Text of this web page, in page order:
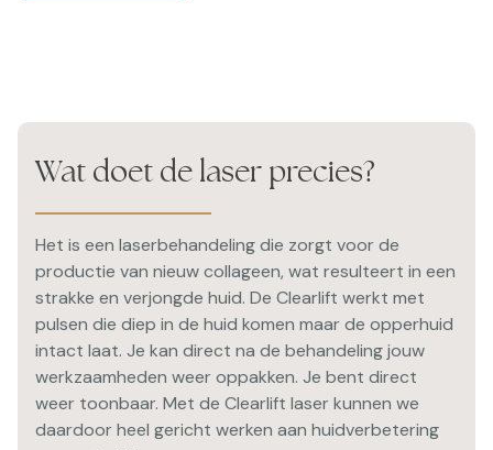
Wat doet de laser precies?
Het is een laserbehandeling die zorgt voor de
productie van nieuw collageen, wat resulteert in een
strakke en verjongde huid. De Clearlift werkt met
pulsen die diep in de huid komen maar de opperhuid
intact laat. Je kan direct na de behandeling jouw
werkzaamheden weer oppakken. Je bent direct
weer toonbaar. Met de Clearlift laser kunnen we
daardoor heel gericht werken aan huidverbetering